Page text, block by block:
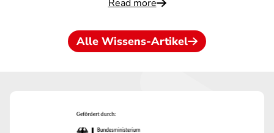
Read more
Alle Wissens-Artikel